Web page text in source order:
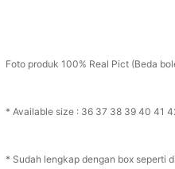
Foto produk 100% Real Pict (Beda
* Available size : 36 37 38 39 40 41
* Sudah lengkap dengan box seperti